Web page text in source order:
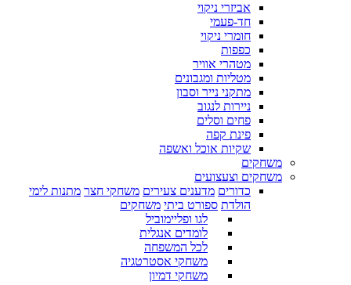
אביזרי ניקוי
חד-פעמי
חומרי ניקוי
כפפות
מטהרי אוויר
מטליות ומגבונים
מתקני נייר וסבון
ניירות לנגוב
פחים וסלים
פינת קפה
שקיות אוכל ואשפה
משחקים
משחקים וצעצועים
כדורים מדענים צעירים משחקי חצר מתנות לימי
הולדת ספורט ביתי משחקים
לגו ופליימוביל
לומדים אנגלית
לכל המשפחה
משחקי אסטרטגיה
משחקי דמיון